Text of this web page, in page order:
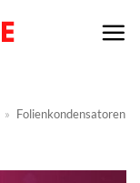
» Folienkondensatoren